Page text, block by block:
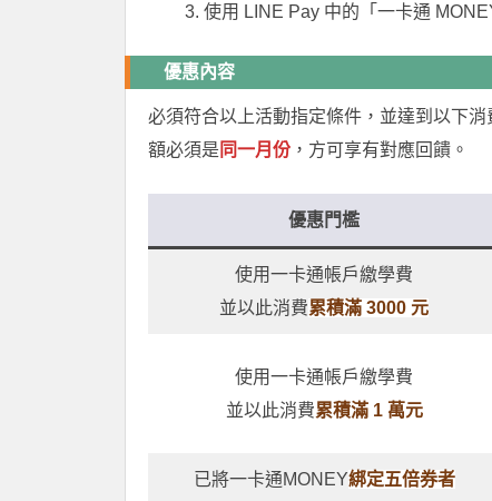
使用 LINE Pay 中的「一卡通
優惠內容
必須符合以上活動指定條件，並達到以下
額必須是 同一月份 ，方可享有對應回饋。
優惠門檻
使用一卡通帳戶繳學費
並以此消費累積滿 3000 元
使用一卡通帳戶繳學費
並以此消費累積滿 1 萬元
已將一卡通MONEY綁定五倍券者